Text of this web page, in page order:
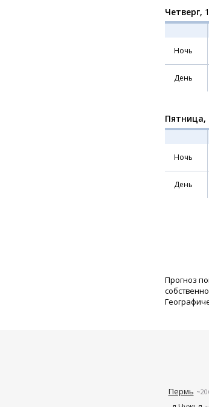
Четверг,
Ночь
День
Пятница,
Ночь
День
Прогноз
Пермь